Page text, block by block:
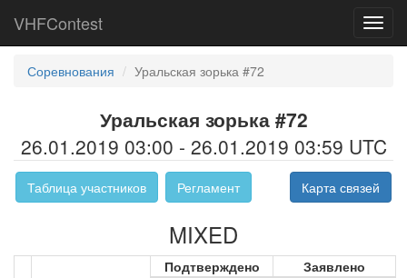
VHFContest
Соревнования Уральская зорька #72
Уральская зорька #72
26.01.2019 03:00 - 26.01.2019 03:59 UTC
Таблица участников Регламент Карта связей
MIXED
Подтверждено
Заявлено